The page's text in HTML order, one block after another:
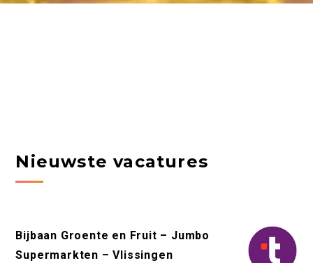
Nieuwste vacatures
Bijbaan Groente en Fruit – Jumbo
Supermarkten – Vlissingen